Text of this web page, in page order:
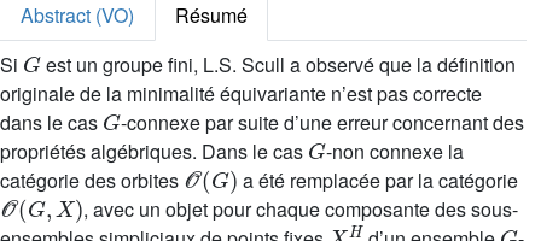
Abstract (VO)
Résumé
Si
G
est un groupe fini, L.S. Scull a observé que la définition
originale de la minimalité équivariante n’est pas correcte
dans le cas
G
-connexe par suite d’une erreur concernant des
propriétés algébriques. Dans le cas
G
-non connexe la
catégorie des orbites
𝒪 (G)
a été remplacée par la catégorie
𝒪(G,X)
, avec un objet pour chaque composante des sous-
XH G